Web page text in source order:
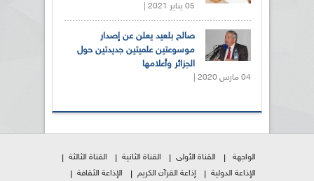
05 يناير 2021 |
صالح بلعيد يعلن عن إصدار
موسوعتين علميتين جديدتين حول
الجزائر وأعلامها
04 مارس 2020 |
الواجهة القناة الأولى القناة الثانية
القناة الثالثة
الإذاعة الدولية
إذاعة القرآن الكريم الإذاعة الثقافة